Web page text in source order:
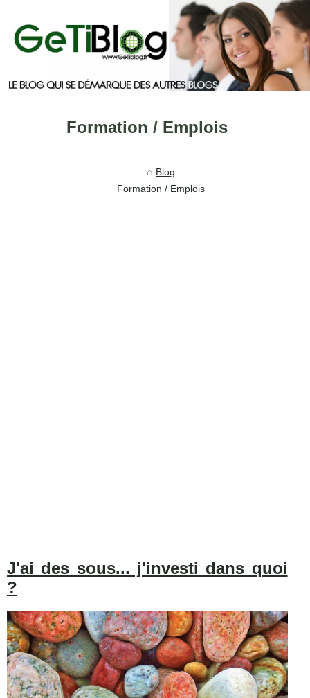
Formation / Emplois
Blog
Formation / Emplois
J'ai des sous... j'investi dans quoi
?